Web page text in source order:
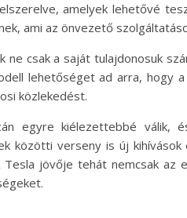
amelyek lehetővé
ami az önvezető
csak a saját tulajdonosuk
lehetőséget ad arra, hogy
közlekedést.
egyre kiélezettebbé válik,
közötti verseny is új
Tesla jövője tehát nemcsak